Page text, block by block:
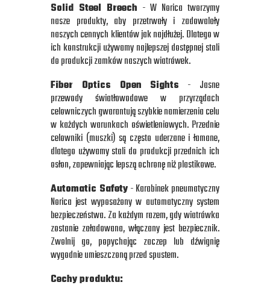
Solid Steel Breech - W Norica tworzymy
nasze produkty, aby przetrwały i zadowalały
naszych cennych klientów jak najdłużej. Dlatego w
ich konstrukcji używamy najlepszej dostępnej stali
do produkcji zamków naszych wiatrówek.
Fiber Optics Open Sights - Jasne
przewody światłowodowe w przyrządach
celowniczych gwarantują szybkie namierzenia celu
w każdych warunkach oświetleniowych. Przednie
celowniki (muszki) są często uderzane i łamane,
dlatego używamy stali do produkcji przednich ich
osłon, zapewniając lepszą ochronę niż plastikowe.
Automatic Safety- Karabinek pneumatyczny
Norica jest wyposażony w automatyczny system
bezpieczeństwa. Za każdym razem, gdy wiatrówka
zostanie załadowana, włączany jest bezpiecznik.
Zwolnij go, popychając zaczep lub dźwignię
wygodnie umieszczoną przed spustem.
Cechy produktu: